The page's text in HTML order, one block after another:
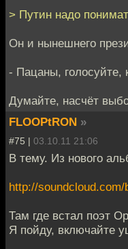
> Путин надо
Он и нынешнего
- Пацаны, голосуйте,
Думайте, насчёт
FLOOPtRON »
#75 | 03.10.11 21:06
В тему. Из нового
http://
Там где встал поэт
Я пойду, включайте